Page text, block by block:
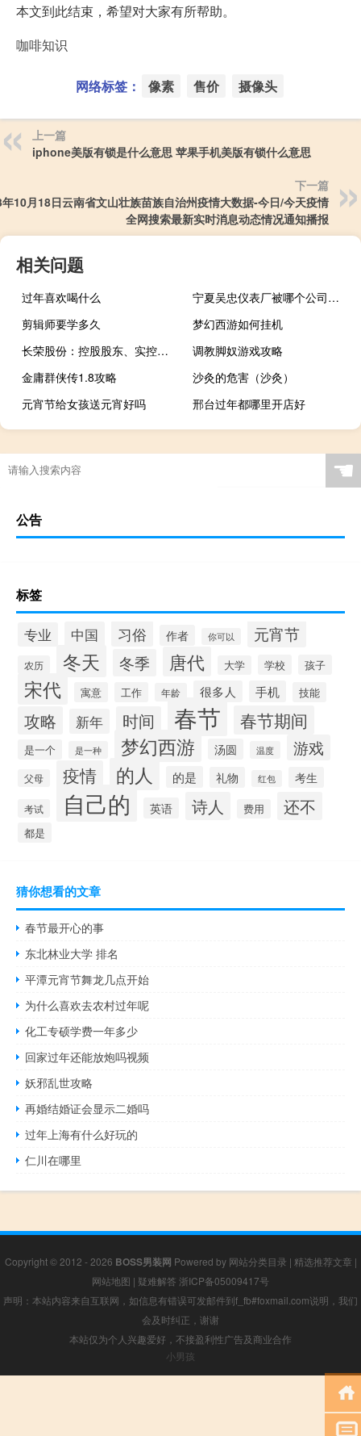
本文到此结束，希望对大家有所帮助。
咖啡知识
网络标签： 像素 售价 摄像头
上一篇
iphone美版有锁是什么意思 苹果手机美版有锁什么意思
下一篇
10月18日云南省文山壮族苗族自治州疫情大数据-今日/今天疫情
全网搜索最新实时消息动态情况通知播报
相关问题
过年喜欢喝什么
宁夏吴忠仪表厂被哪个公司收购了 吴忠仪表有限责任公司
剪辑师要学多久
梦幻西游如何挂机
长荣股份：控股股东、实控人及其一致行动人承诺6个月内不减持股份
调教脚奴游戏攻略
金庸群侠传1.8攻略
沙灸的危害（沙灸）
元宵节给女孩送元宵好吗
邢台过年都哪里开店好
☚
公告
标签
专业 中国 习俗 作者 你可以 元宵节
农历 冬天 冬季 唐代 大学 学校 孩子
宋代 寓意 工作 年龄 很多人 手机 技能
攻略 新年 时间 春节 春节期间
是一个 是一种 梦幻西游 汤圆 温度 游戏
父母 疫情 的人 的是 礼物 红包 考生
考试 自己的 英语 诗人 费用 还不
都是
猜你想看的文章
春节最开心的事
东北林业大学 排名
平潭元宵节舞龙几点开始
为什么喜欢去农村过年呢
化工专硕学费一年多少
回家过年还能放炮吗视频
妖邪乱世攻略
再婚结婚证会显示二婚吗
过年上海有什么好玩的
仁川在哪里
Copyright © 2012 - 2026 BOSS男装网 Powered by 网站分类目录 | 精选推荐文章 |
网站地图 | 疑难解答 浙ICP备05009417号
声明：本站内容来自互联网，如信息有错误可发邮件到f_fb#foxmail.com说明，我们
会及时纠正，谢谢
本站仅为个人兴趣爱好，不接盈利性广告及商业合作
小男孩